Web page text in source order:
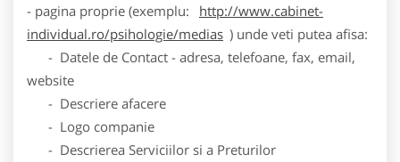
- pagina proprie (exemplu:
http://www.cabinet-
individual.ro/psihologie/medias ) unde veti putea afisa:
- Datele de Contact - adresa, telefoane, fax, email,
website
- Descriere afacere
- Logo companie
- Descrierea Serviciilor si a Preturilor